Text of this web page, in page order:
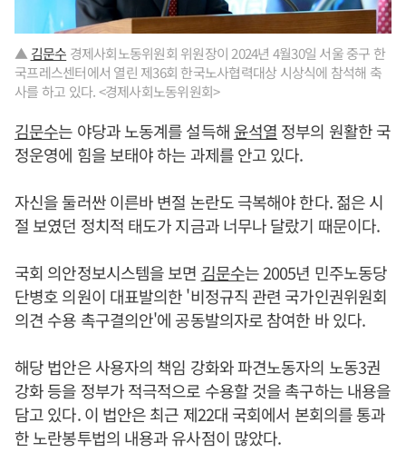
▲ 김문수 경제사회노동위원회 위원장이 2024년 4월30일 서울 중구 한
국프레스센터에서 열린 제36회 한국노사협력대상 시상식에 참석해 축
사를 하고 있다. <경제사회노동위원회>
김문수는 야당과 노동계를 설득해 윤석열 정부의 원활한 국
정운영에 힘을 보태야 하는 과제를 안고 있다.
자신을 둘러싼 이른바 변절 논란도 극복해야 한다. 젊은 시
절 보였던 정치적 태도가 지금과 너무나 달랐기 때문이다.
국회 의안정보시스템을 보면 김문수는 2005년 민주노동당
단병호 의원이 대표발의한 '비정규직 관련 국가인권위원회
의견 수용 촉구결의안'에 공동발의자로 참여한 바 있다.
해당 법안은 사용자의 책임 강화와 파견노동자의 노동3권
강화 등을 정부가 적극적으로 수용할 것을 촉구하는 내용을
담고 있다. 이 법안은 최근 제22대 국회에서 본회의를 통과
한 노란봉투법의 내용과 유사점이 많았다.